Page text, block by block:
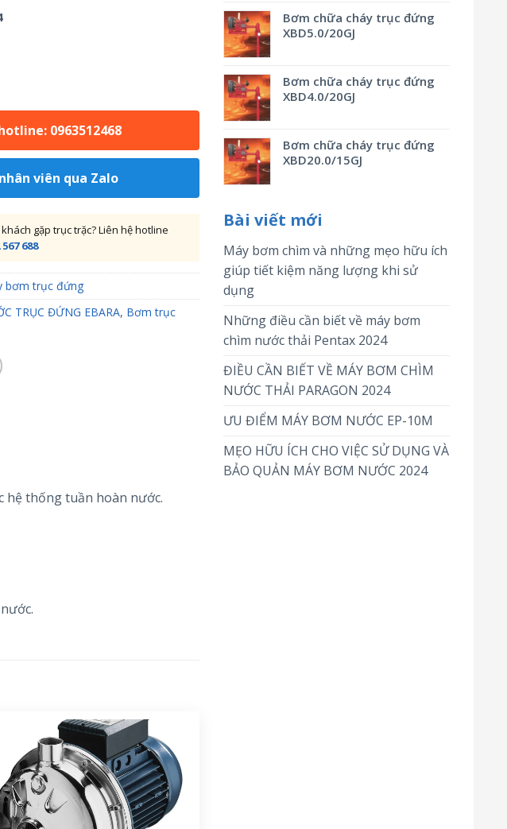
Bơm chữa cháy trục đứng
XBD5.0/20GJ
Bơm chữa cháy trục đứng
XBD4.0/20GJ
Bơm chữa cháy trục đứng
XBD20.0/15GJ
Bài viết mới
Máy bơm chìm và những mẹo hữu ích
giúp tiết kiệm năng lượng khi sử
dụng
Những điều cần biết về máy bơm
chìm nước thải Pentax 2024
ĐIỀU CẦN BIẾT VỀ MÁY BƠM CHÌM
NƯỚC THẢI PARAGON 2024
ƯU ĐIỂM MÁY BƠM NƯỚC EP-10M
MẸO HỮU ÍCH CHO VIỆC SỬ DỤNG VÀ
BẢO QUẢN MÁY BƠM NƯỚC 2024
0963512468
viên qua Zalo
gặp trục trặc? Liên hệ hotline
567 688
bơm trục đứng
TRỤC ĐỨNG EBARA, Bơm trục
hệ thống tuần hoàn nước.